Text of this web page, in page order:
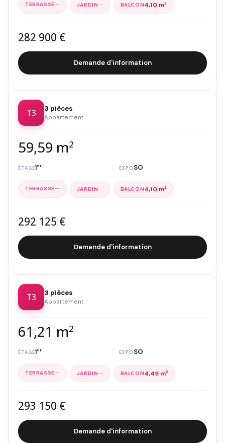
— — 4,10 m2
282 900 €
Demande d'information
T3 3 pièces
Appartement
59,59 m2
1er SO
— — 4,10 m2
292 125 €
Demande d'information
T3 3 pièces
Appartement
61,21 m2
1er SO
— — 4,49 m2
293 150 €
Demande d'information